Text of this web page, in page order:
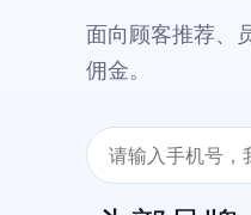
面向顾客推荐、
佣金。